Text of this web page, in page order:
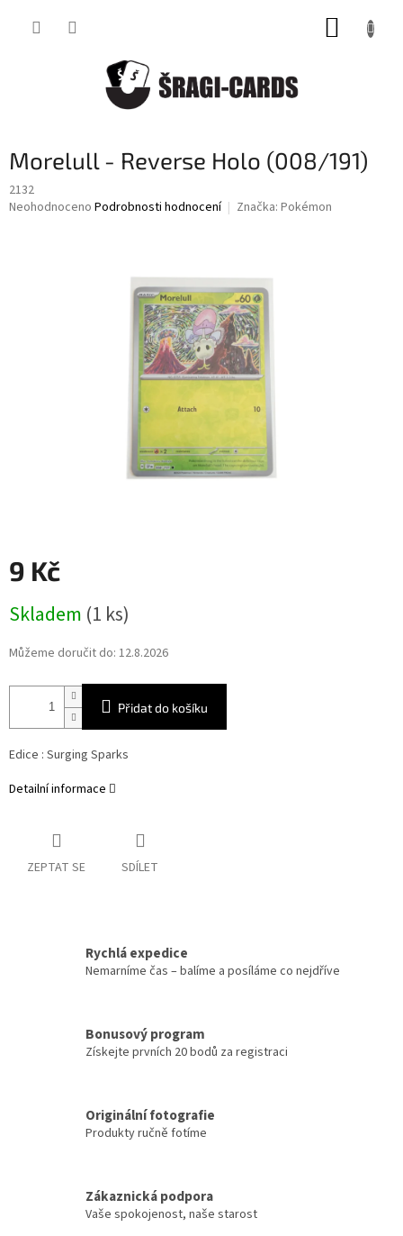
Morelull - Reverse Holo (008/191)
2132
Průměrné
Neohodnoceno Podrobnosti hodnocení Značka: Pokémon
9 Kč
cena:
Skladem (1 ks)
Můžeme doručit do: 12.8.2026
Přidat do košíku
Edice : Surging Sparks
Detailní informace
ZEPTAT SE SDÍLET
Rychlá expedice
Nemarníme čas – balíme a posíláme co nejdříve
Bonusový program
Získejte prvních 20 bodů za registraci
Originální fotografie
Produkty ručně fotíme
Zákaznická podpora
Vaše spokojenost, naše starost